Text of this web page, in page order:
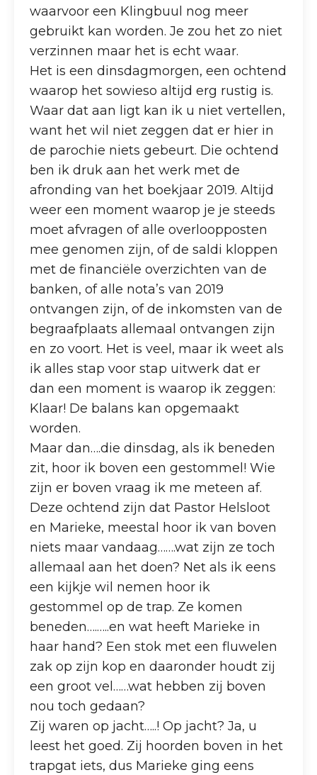
waarvoor een Klingbuul nog meer
gebruikt kan worden. Je zou het zo niet
verzinnen maar het is echt waar.
Het is een dinsdagmorgen, een ochtend
waarop het sowieso altijd erg rustig is.
Waar dat aan ligt kan ik u niet vertellen,
want het wil niet zeggen dat er hier in
de parochie niets gebeurt. Die ochtend
ben ik druk aan het werk met de
afronding van het boekjaar 2019. Altijd
weer een moment waarop je je steeds
moet afvragen of alle overloopposten
mee genomen zijn, of de saldi kloppen
met de financiële overzichten van de
banken, of alle nota’s van 2019
ontvangen zijn, of de inkomsten van de
begraafplaats allemaal ontvangen zijn
en zo voort. Het is veel, maar ik weet als
ik alles stap voor stap uitwerk dat er
dan een moment is waarop ik zeggen:
Klaar! De balans kan opgemaakt
worden.
Maar dan….die dinsdag, als ik beneden
zit, hoor ik boven een gestommel! Wie
zijn er boven vraag ik me meteen af.
Deze ochtend zijn dat Pastor Helsloot
en Marieke, meestal hoor ik van boven
niets maar vandaag…….wat zijn ze toch
allemaal aan het doen? Net als ik eens
een kijkje wil nemen hoor ik
gestommel op de trap. Ze komen
beneden….…..en wat heeft Marieke in
haar hand? Een stok met een fluwelen
zak op zijn kop en daaronder houdt zij
een groot vel……wat hebben zij boven
nou toch gedaan?
Zij waren op jacht…..! Op jacht? Ja, u
leest het goed. Zij hoorden boven in het
trapgat iets, dus Marieke ging eens